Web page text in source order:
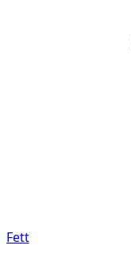
Fett